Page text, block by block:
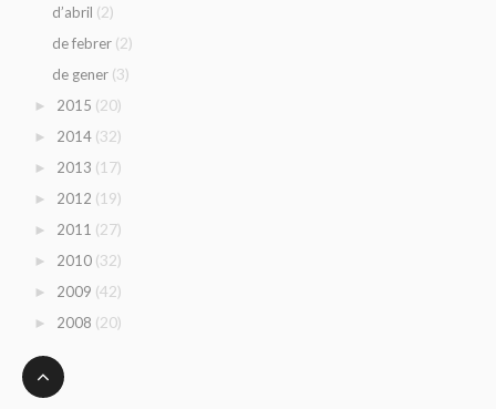
d’abril (2)
de febrer (2)
de gener (3)
► 2015 (20)
► 2014 (32)
► 2013 (17)
► 2012 (19)
► 2011 (27)
► 2010 (32)
► 2009 (42)
► 2008 (20)